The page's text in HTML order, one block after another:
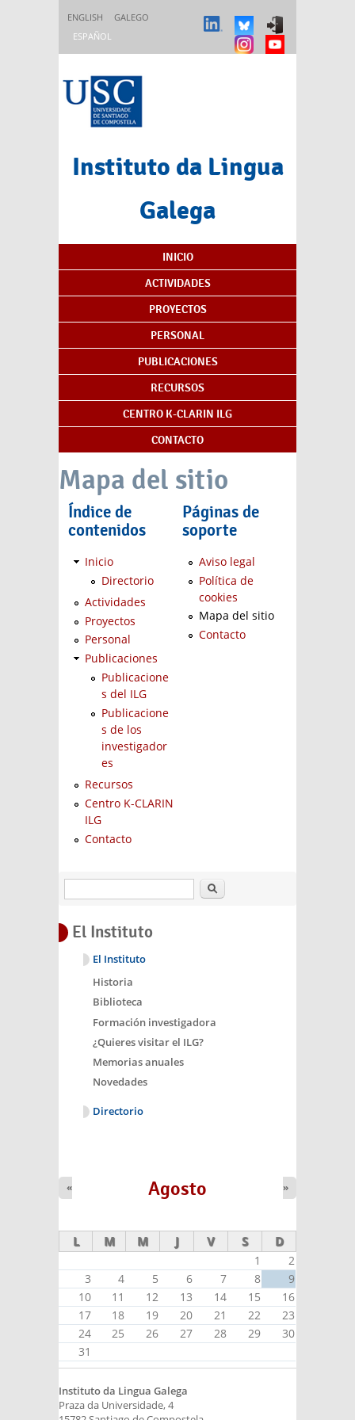
ENGLISH
GALEGO
ESPAÑOL
Instituto da Lingua
Galega
Índice de contenidos
INICIO
ACTIVIDADES
PROYECTOS
PERSONAL
PUBLICACIONES
RECURSOS
CENTRO K-CLARIN ILG
CONTACTO
Mapa del sitio
Páginas de
soporte
Aviso legal
Política de
cookies
Mapa del sitio
Contacto
Índice de
contenidos
Inicio
Directorio
Actividades
Proyectos
Personal
Publicaciones
Publicacione
s del ILG
Publicacione
s de los
investigador
es
Recursos
Centro K-CLARIN
ILG
Contacto
Buscar
El Instituto
El Instituto
Historia
Biblioteca
Formación investigadora
¿Quieres visitar el ILG?
Memorias anuales
Novedades
Directorio
Agosto
« »
L M M J V S D
1
2
3
4 5 6 7 8
9
10
11 12 13 14 15
16
17
18 19 20 21 22
23
24
25 26 27 28 29
30
31
Instituto da Lingua Galega
Praza da Universidade, 4